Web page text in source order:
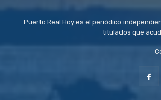
Puerto Real Hoy es el periódico
titulados que